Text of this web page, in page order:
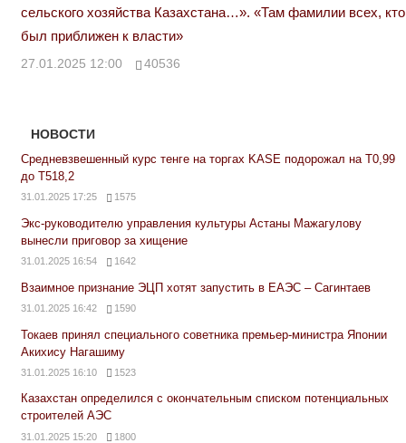
сельского хозяйства Казахстана…». «Там фамилии всех, кто
был приближен к власти»
27.01.2025 12:00 40536
НОВОСТИ
Средневзвешенный курс тенге на торгах KASE подорожал на Т0,99
до Т518,2
31.01.2025 17:25 1575
Экс-руководителю управления культуры Астаны Мажагулову
вынесли приговор за хищение
31.01.2025 16:54 1642
Взаимное признание ЭЦП хотят запустить в ЕАЭС – Сагинтаев
31.01.2025 16:42 1590
Токаев принял специального советника премьер-министра Японии
Акихису Нагашиму
31.01.2025 16:10 1523
Казахстан определился с окончательным списком потенциальных
строителей АЭС
31.01.2025 15:20 1800